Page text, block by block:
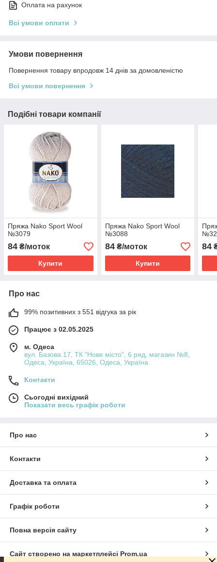
Оплата на рахунок
Всі умови оплати
Умови повернення
Повернення товару впродовж 14 днів за домовленістю
Всі умови повернення
Подібні товари компанії
Пряжа Nako Sport Wool
№3079
84 ₴/моток
Купити
Пряжа Nako Sport Wool
№3088
84₴/моток
Купити
84
Про нас
99% позитивних з 551 відгука за рік
Працює з 02.05.2025
м. Одеса
вул. Базова 17, ТК "Нове місто", 6 ряд, магазин №8,
Одеса, Україна, 65026, Одеса, Україна
Контакти
Сьогодні вихідний
Показати весь графік роботи
Про нас
Контакти
Доставка та оплата
Графік роботи
Повна версія сайту
Сайт створено на маркетплейсі Prom.ua